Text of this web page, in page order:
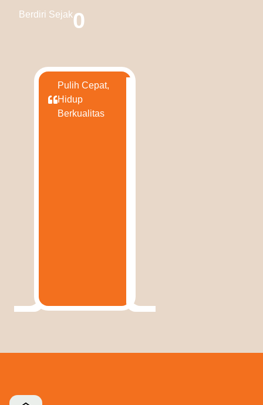
Berdiri Sejak0
Pulih Cepat,
Hidup
Berkualitas